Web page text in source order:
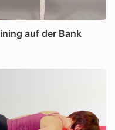
auf der Bank